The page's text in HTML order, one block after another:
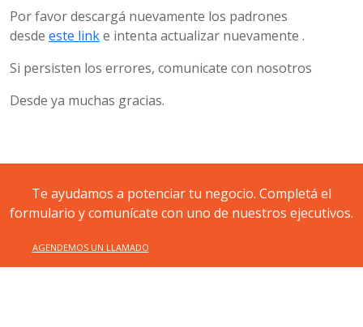
Por favor descargá nuevamente los padrones
desde este linke intenta actualizar nuevamente .
Si persisten los errores, comunicate con nosotros
Desde ya muchas gracias.
Te ayudamos a potenciar tu negocio. Completá el
formulario y comunícate con uno de nuestros ejecutivos.
AGENDEMOS UN LLAMADO